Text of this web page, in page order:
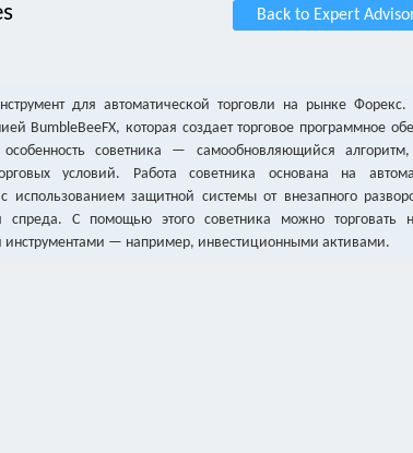
Back to Expert
для автоматической торговли на рынке Форекс.
BumbleBeeFX, которая создает торговое программное
советника — самообновляющийся
условий. Работа советника основана на
использованием защитной системы от внезапного
спреда. С помощью этого советника можно торговать
— например, инвестиционными активами.